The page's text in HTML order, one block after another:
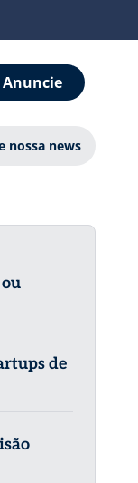
Anuncie
nossa news
de